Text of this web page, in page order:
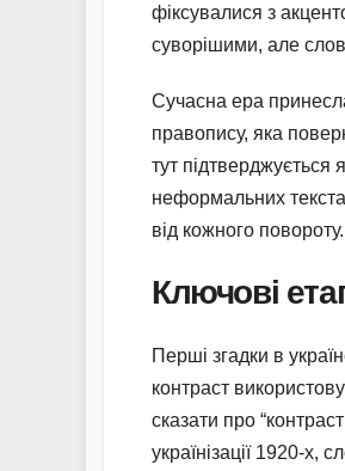
фіксувалися з
суворішими, але
Сучасна ера
правопису, яка
тут
неформальних
від кожного повороту.
Ключові
Перші згадки в
контраст
сказати про
українізації 1920-х,